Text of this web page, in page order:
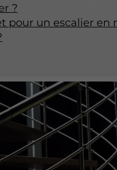
?
pour un escalier en